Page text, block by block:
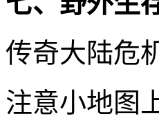
传奇大陆危
注意小地图